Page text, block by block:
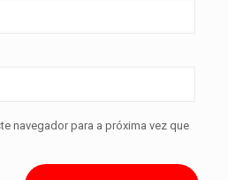
navegador para a próxima vez que